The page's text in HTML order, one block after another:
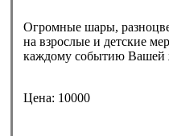
Огромные шары,
на взрослые и детские
каждому событию Вашей
Цена: 10000